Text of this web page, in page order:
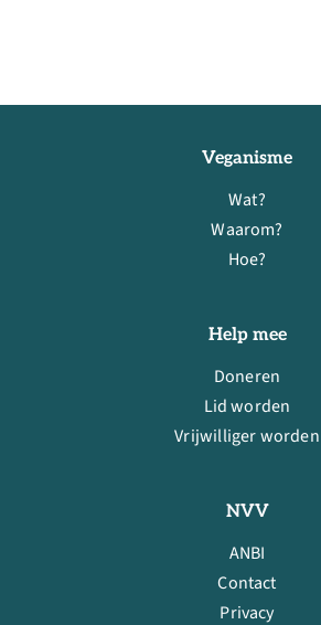
Veganisme
Wat?
Waarom?
Hoe?
Help mee
Doneren
Lid worden
Vrijwilliger worden
NVV
ANBI
Contact
Privacy